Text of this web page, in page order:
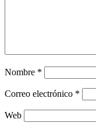
Nombre *
Correo electrónico *
Web